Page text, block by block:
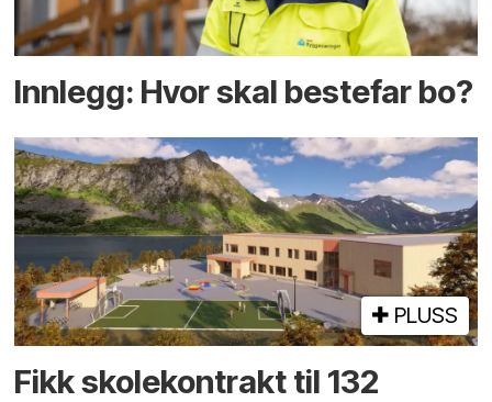
Innlegg: Hvor skal bestefar bo?
PLUSS
Fikk skole­kontrakt til 132